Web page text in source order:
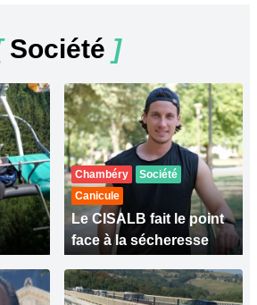
Société ]
Chambéry
Société
Canicule
Le CISALB fait le point
face à la sécheresse